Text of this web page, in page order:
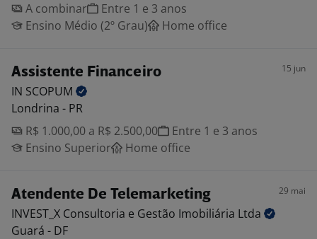
A combinar
Entre 1 e 3 anos
Ensino Médio (2º Grau)
Home office
Assistente Financeiro 15 jun
IN SCOPUM
Londrina - PR
R$ 1.000,00 a R$ 2.500,00
Entre 1 e 3 anos
Ensino Superior
Home office
Atendente De Telemarketing 29 mai
INVEST_X Consultoria e Gestão Imobiliária Ltda
Guará - DF